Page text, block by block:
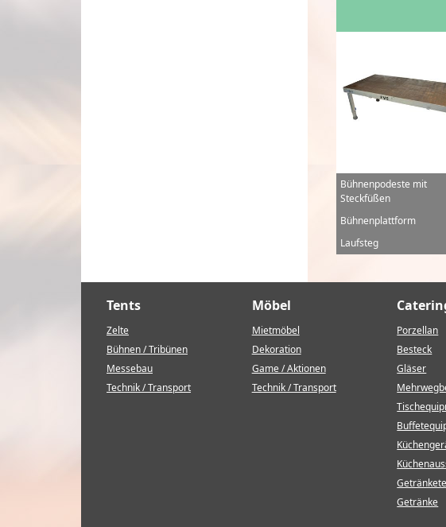
Bühnenpodeste mit
Steckfüßen
Bühnenplattform
Laufsteg
Tents
Zelte
Bühnen / Tribünen
Messebau
Technik / Transport
Möbel
Mietmöbel
Dekoration
Game / Aktionen
Technik / Transport
Porzellan
Besteck
Gläser
Getränke